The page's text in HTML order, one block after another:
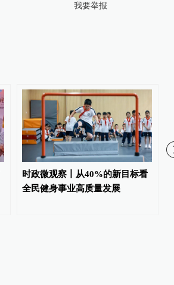
我要举报
时政微观察丨从40%的新目标看
全民健身事业高质量发展